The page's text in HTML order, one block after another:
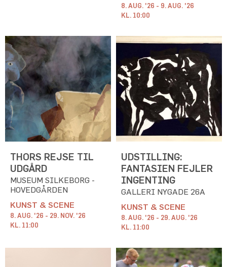
8. AUG. '26 - 9. AUG. '26
KL. 10:00
THORS REJSE TIL
UDGÅRD
MUSEUM SILKEBORG -
HOVEDGÅRDEN
KUNST & SCENE
8. AUG. '26 - 29. NOV. '26
KL. 11:00
UDSTILLING:
FANTASIEN FEJLER
INGENTING
GALLERI NYGADE 26A
KUNST & SCENE
8. AUG. '26 - 29. AUG. '26
KL. 11:00